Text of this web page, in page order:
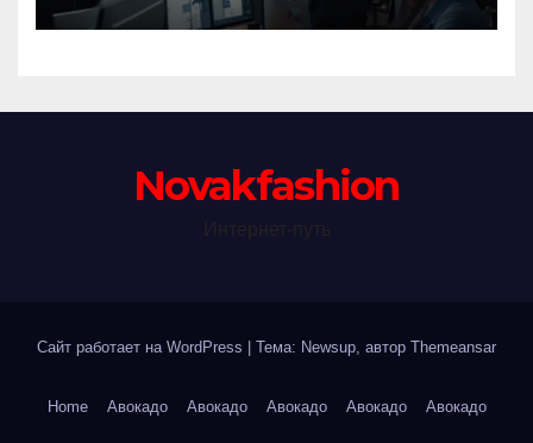
Novakfashion
Сайт работает на WordPress Тема: Newsup, автор Themeansar
Home Авокадо Авокадо Авокадо Авокадо Авокадо